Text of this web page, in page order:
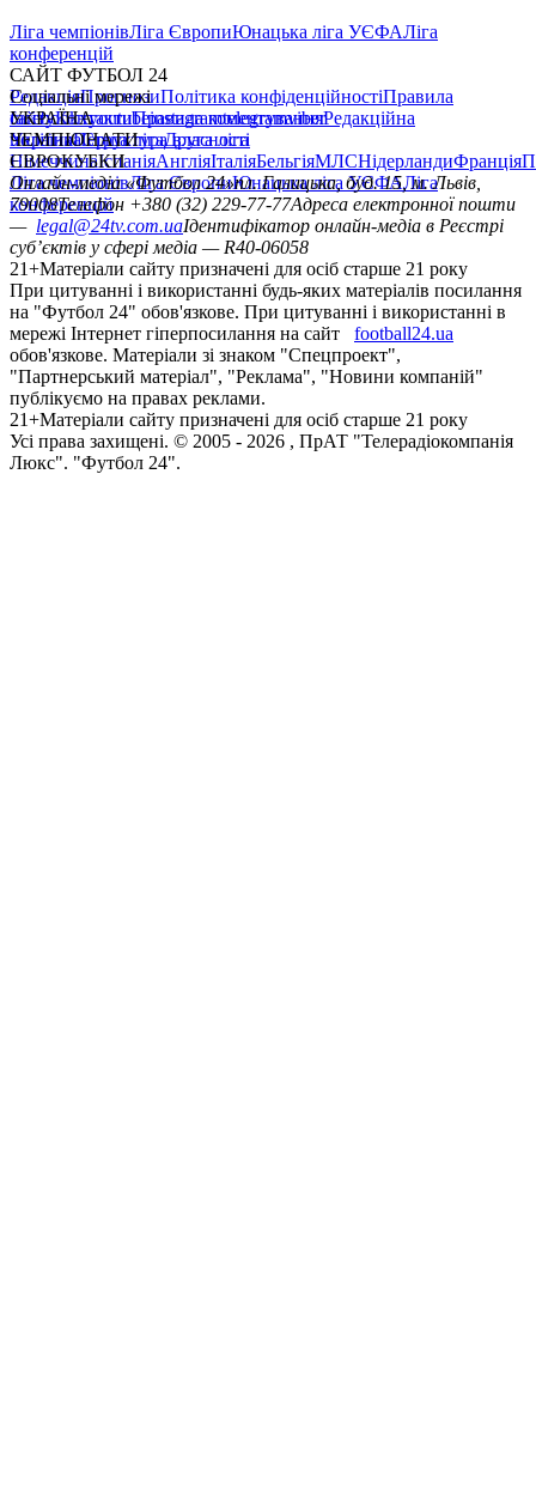
Ліга чемпіонівЛіга ЄвропиЮнацька ліга УЄФАЛіга
конференцій
САЙТ ФУТБОЛ 24
РедакціяПрогнозиПолітика конфіденційностіПравила
сайтуКонтактиПравила коментуванняРедакційна
політикаСтруктура власності
Соціальні мережі
facebookxyoutubeinstagramtelegramviber
УКРАЇНА
УкраїнаПерша лігаДруга ліга
ЧЕМПІОНАТИ
НімеччинаІспаніяАнгліяІталіяБельгіяМЛСНідерландиФранція
ЄВРОКУБКИ
Ліга чемпіонівЛіга ЄвропиЮнацька ліга УЄФАЛіга
конференцій
Онлайн-медіа «Футбол 24»пл. Галицька, буд. 15, м. Львів,
79008Телефон +380 (32) 229-77-77Адреса електронної пошти
— legal@24tv.com.uaІдентифікатор онлайн-медіа в Реєстрі
суб’єктів у сфері медіа — R40-06058
21+Матеріали сайту призначені для осіб старше 21 року
При цитуванні і використанні будь-яких матеріалів посилання
на "Футбол 24" обов'язкове. При цитуванні і використанні в
мережі Інтернет гіперпосилання на сайт
football24.ua
обов'язкове. Матеріали зі знаком "Спецпроект",
"Партнерський матеріал", "Реклама", "Новини компаній"
публікуємо на правах реклами.
21+Матеріали сайту призначені для осіб старше 21 року
Усi права захищенi. © 2005 - 2026 , ПрАТ "Телерадіокомпанія
Люкс". "Футбол 24".